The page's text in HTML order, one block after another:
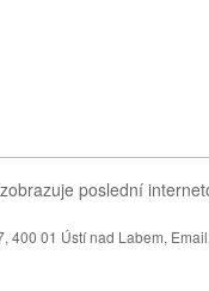
zobrazuje poslední
400 01 Ústí nad Labem,